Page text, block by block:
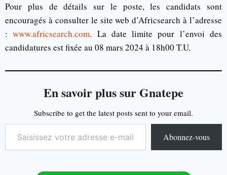
Pour plus de détails sur le poste, les candidats sont
encouragés à consulter le site web d’Africsearch à l’adresse
:www.africsearch.com. La date limite pour l’envoi des
candidatures est fixée au 08 mars 2024 à 18h00 T.U.
En savoir plus sur Gnatepe
Subscribe to get the latest posts sent to your email.
Abonnez-vous